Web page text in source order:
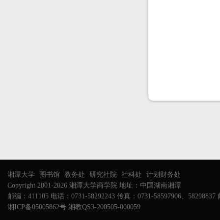
湘潭大学 图书馆 教务处 研究社院 社科处
计划财务处
Copyright 2001-2026 湘潭大学商学院 地址：中国湖南湘潭
邮编：411105 电话：0731-58292243 传真：0731-58597906、58298837
湘ICP备05005862号 湘教QS3-200505-000059